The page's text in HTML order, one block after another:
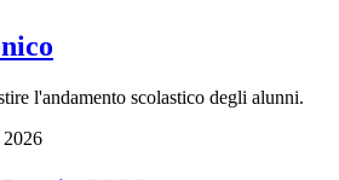
l'andamento scolastico degli alunni.